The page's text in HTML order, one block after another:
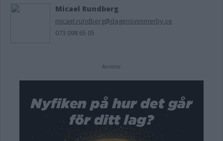
Micael Rundberg
micael.rundberg@dagensvimmerby.se
073 098 65 05
Annons: